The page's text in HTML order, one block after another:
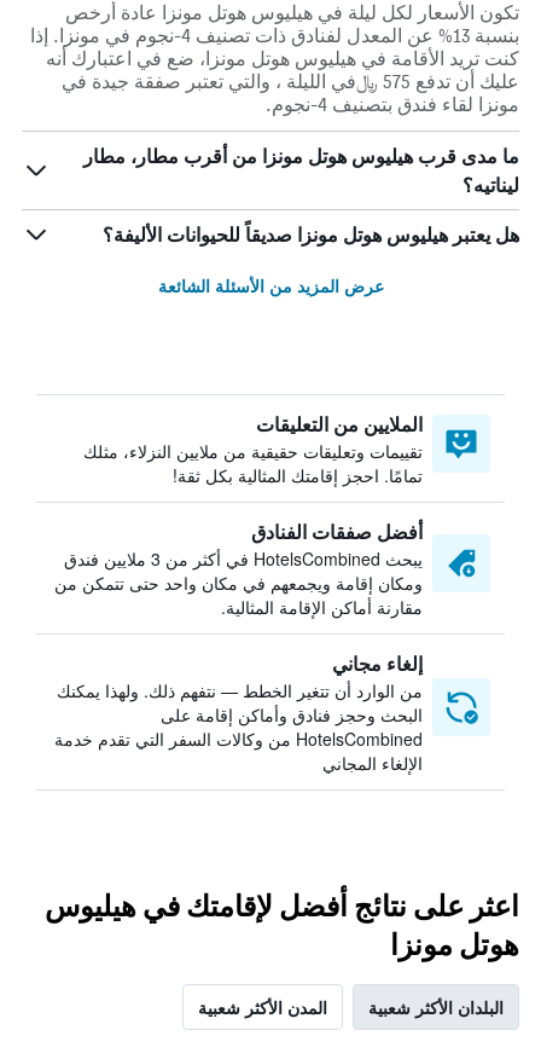
تكون الأسعار لكل ليلة في هيليوس هوتل مونزا عادة أرخص
بنسبة 13% عن المعدل لفنادق ذات تصنيف 4-نجوم في مونزا. إذا
كنت تريد الأقامة في هيليوس هوتل مونزا، ضع في اعتبارك أنه
عليك أن تدفع 575 ﷼في الليلة ، والتي تعتبر صفقة جيدة في
مونزا لقاء فندق بتصنيف 4-نجوم.
ما مدى قرب هيليوس هوتل مونزا من أقرب مطار، مطار
ليناتيه؟
هل يعتبر هيليوس هوتل مونزا صديقاً للحيوانات الأليفة؟
عرض المزيد من الأسئلة الشائعة
الملايين من التعليقات
تقييمات وتعليقات حقيقية من ملايين النزلاء، مثلك
تمامًا. احجز إقامتك المثالية بكل ثقة!
أفضل صفقات الفنادق
يبحث HotelsCombined في أكثر من 3 ملايين فندق
ومكان إقامة ويجمعهم في مكان واحد حتى تتمكن من
مقارنة أماكن الإقامة المثالية.
إلغاء مجاني
من الوارد أن تتغير الخطط — نتفهم ذلك. ولهذا يمكنك
البحث وحجز فنادق وأماكن إقامة على
HotelsCombined من وكالات السفر التي تقدم خدمة
الإلغاء المجاني
اعثر على نتائج أفضل لإقامتك في هيليوس
هوتل مونزا
البلدان الأكثر شعبية المدن الأكثر شعبية